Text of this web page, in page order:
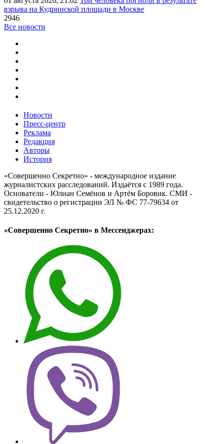
взрыва на Кудринской площади в Москве
2946
Все новости
Новости
Пресс-центр
Реклама
Редакция
Авторы
История
«Совершенно Секретно» - международное издание
журналистских расследований. Издаётся с 1989 года.
Основатели - Юлиан Семёнов и Артём Боровик. CМИ -
свидетельство о регистрации ЭЛ № ФС 77-79634 от
25.12.2020 г.
«Совершенно Секретно» в Мессенджерах: